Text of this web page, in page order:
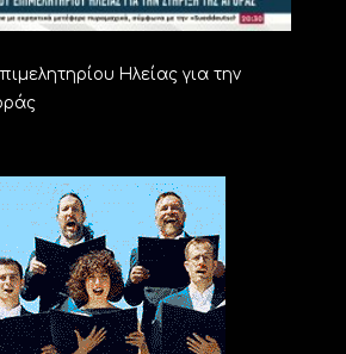
Ηλείας για την